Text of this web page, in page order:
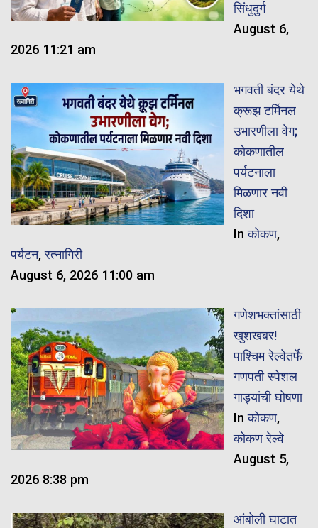
सिंधुदुर्ग
August 6,
2026 11:21 am
भगवती बंदर येथे
क्रूझ टर्मिनल
उभारणीला वेग;
कोकणातील
पर्यटनाला
मिळणार नवी
दिशा
Inकोकण,
पर्यटन,रत्नागिरी
August 6, 2026 11:00 am
गणेशभक्तांसाठी
खुशखबर!
पाश्चिम रेल्वेतर्फे
गणपती स्पेशल
गाड्यांची घोषणा
Inकोकण,
कोकण रेल्वे
August 5,
2026 8:38 pm
आंबोली घाटात